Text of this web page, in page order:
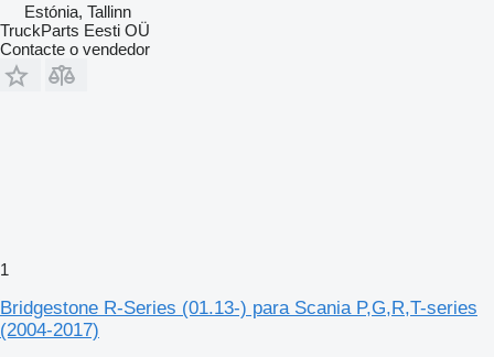
Estónia, Tallinn
TruckParts Eesti OÜ
Contacte o vendedor
1
Bridgestone R-Series (01.13-) para Scania P,G,R,T-series
(2004-2017)